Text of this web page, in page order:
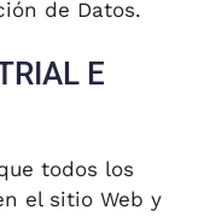
de Datos.
E
todos los
el sitio Web y